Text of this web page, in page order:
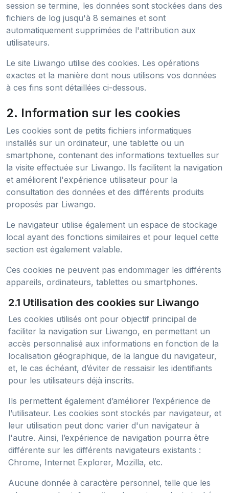
session se termine, les données sont stockées dans des
fichiers de log jusqu'à 8 semaines et sont
automatiquement supprimées de l'attribution aux
utilisateurs.
Le site Liwango utilise des cookies. Les opérations
exactes et la manière dont nous utilisons vos données
à ces fins sont détaillées ci-dessous.
2. Information sur les cookies
Les cookies sont de petits fichiers informatiques
installés sur un ordinateur, une tablette ou un
smartphone, contenant des informations textuelles sur
la visite effectuée sur Liwango. Ils facilitent la navigation
et améliorent l'expérience utilisateur pour la
consultation des données et des différents produits
proposés par Liwango.
Le navigateur utilise également un espace de stockage
local ayant des fonctions similaires et pour lequel cette
section est également valable.
Ces cookies ne peuvent pas endommager les différents
appareils, ordinateurs, tablettes ou smartphones.
2.1 Utilisation des cookies sur Liwango
Les cookies utilisés ont pour objectif principal de
faciliter la navigation sur Liwango, en permettant un
accès personnalisé aux informations en fonction de la
localisation géographique, de la langue du navigateur,
et, le cas échéant, d’éviter de ressaisir les identifiants
pour les utilisateurs déjà inscrits.
Ils permettent également d’améliorer l’expérience de
l’utilisateur. Les cookies sont stockés par navigateur, et
leur utilisation peut donc varier d'un navigateur à
l'autre. Ainsi, l’expérience de navigation pourra être
différente sur les différents navigateurs existants :
Chrome, Internet Explorer, Mozilla, etc.
Aucune donnée à caractère personnel, telle que les